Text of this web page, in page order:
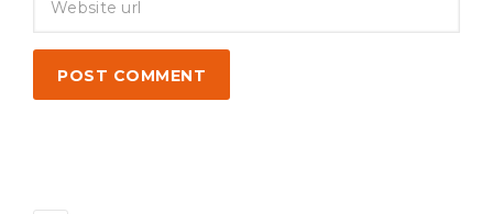
POST COMMENT